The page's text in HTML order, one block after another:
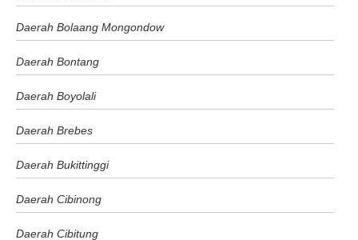
Daerah Bolaang Mongondow
Daerah Bontang
Daerah Boyolali
Daerah Brebes
Daerah Bukittinggi
Daerah Cibinong
Daerah Cibitung